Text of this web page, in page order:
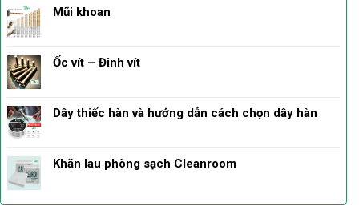
Mũi khoan
Ốc vít – Đinh vít
Dây thiếc hàn và hướng dẫn cách chọn dây hàn
Khăn lau phòng sạch Cleanroom